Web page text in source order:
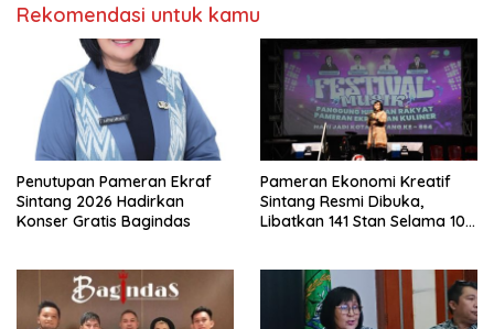
Rekomendasi untuk kamu
Penutupan Pameran Ekraf
Sintang 2026 Hadirkan
Konser Gratis Bagindas
Pameran Ekonomi Kreatif
Sintang Resmi Dibuka,
Libatkan 141 Stan Selama 10